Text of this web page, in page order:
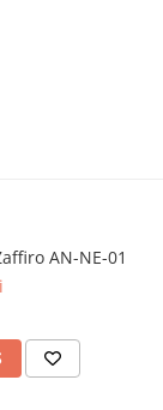
AN-NE-01